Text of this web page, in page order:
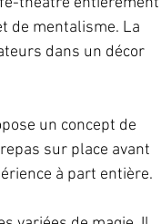
de mentalisme. La
dans un décor
un concept de
sur place avant
à part entière.